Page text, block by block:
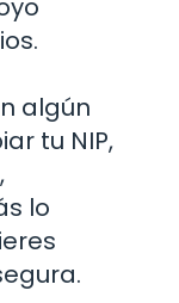
algún
tu NIP,
lo